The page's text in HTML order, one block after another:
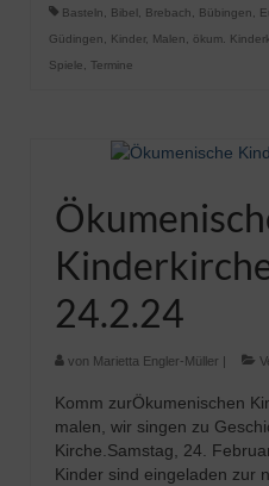
Basteln Bibel Brebach Bübingen
Güdingen
Kinder, Malen ökum.
Spiele
Termine
24.2.24
von Marietta Engler-Müller |
Komm zurÖkumenischen
malen, wir singen zu
Kirche.Samstag, 24.
Kinder sind eingeladen zur